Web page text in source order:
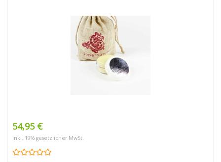
54,95 €
inkl. 19% gesetzlicher MwSt.